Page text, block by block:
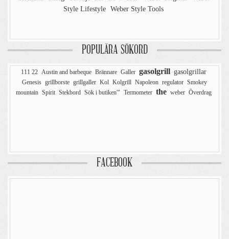
Style Lifestyle Weber Style Tools
POPULÄRA SÖKORD
111 22 Austin and barbeque Brännare Galler gasolgrill gasolgrillar
Genesis grillborste grillgaller Kol Kolgrill Napoleon regulator Smokey
mountain Spirit Stekbord Sök i butiken'" Termometer the weber Överdrag
FACEBOOK